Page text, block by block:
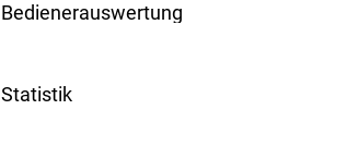
Bedienerauswertung
Statistik